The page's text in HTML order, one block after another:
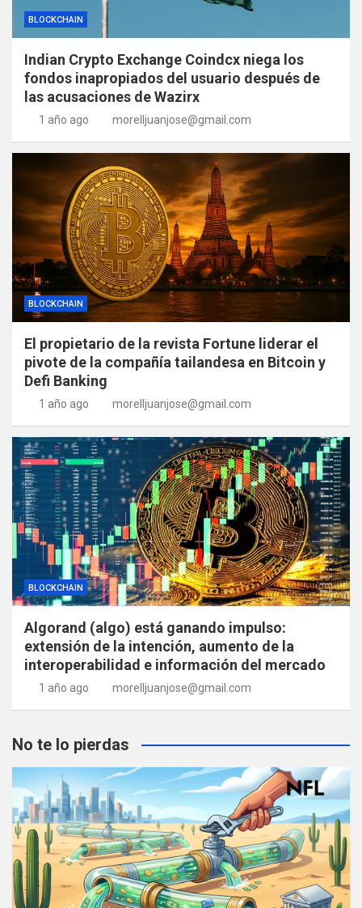
BLOCKCHAIN
Indian Crypto Exchange Coindcx niega los
fondos inapropiados del usuario después de
las acusaciones de Wazirx
1 año ago morelljuanjose@gmail.com
BLOCKCHAIN
El propietario de la revista Fortune liderar el
pivote de la compañía tailandesa en Bitcoin y
Defi Banking
1 año ago morelljuanjose@gmail.com
BLOCKCHAIN
Algorand (algo) está ganando impulso:
extensión de la intención, aumento de la
interoperabilidad e información del mercado
1 año ago morelljuanjose@gmail.com
No te lo pierdas